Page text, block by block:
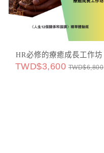
HR必修的療癒成長工作坊
TWD$3,600 TWD$6,800